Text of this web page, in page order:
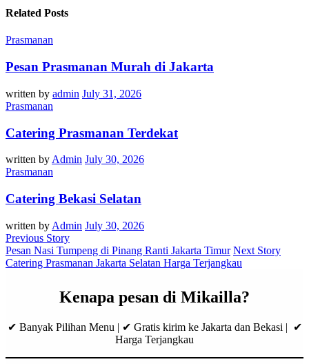
Related Posts
Prasmanan
Pesan Prasmanan Murah di Jakarta
written by admin July 31, 2026
Prasmanan
Catering Prasmanan Terdekat
written by Admin July 30, 2026
Prasmanan
Catering Bekasi Selatan
written by Admin July 30, 2026
Previous Story
Pesan Nasi Tumpeng di Pinang Ranti Jakarta Timur Next Story
Catering Prasmanan Jakarta Selatan Harga Terjangkau
Kenapa pesan di Mikailla?
✔ Banyak Pilihan Menu | ✔ Gratis kirim ke Jakarta dan Bekasi | ✔
Harga Terjangkau